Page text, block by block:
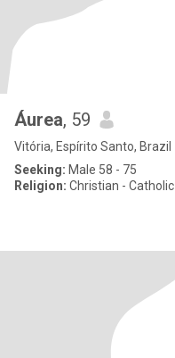
Áurea, 59
Vitória, Espírito Santo, Brazil
Seeking: Male 58 - 75
Religion: Christian - Catholic